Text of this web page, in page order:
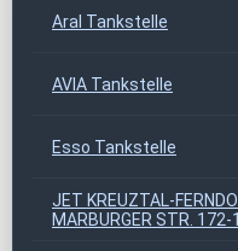
Aral Tankstelle
AVIA Tankstelle
Esso Tankstelle
JET KREUZTAL-
MARBURGER STR. 172-